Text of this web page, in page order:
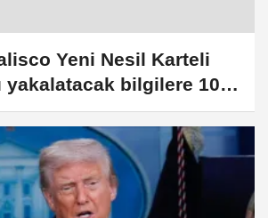
Yeni Nesil Karteli
yakalatacak bilgilere 100
fazla ödül